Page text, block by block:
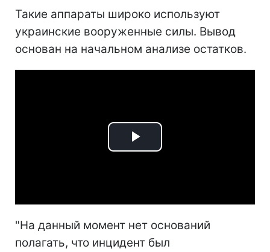
Такие аппараты широко используют
украинские вооруженные силы. Вывод
основан на начальном анализе остатков.
Play
"На данный момент нет оснований
полагать, что инцидент был